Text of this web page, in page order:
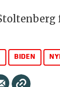
BIDEN